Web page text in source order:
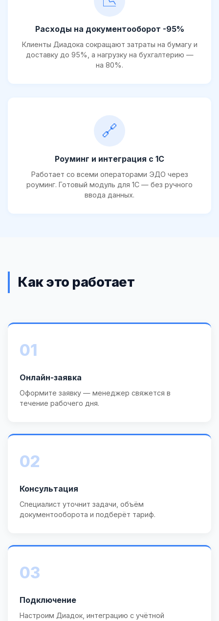
Расходы на документооборот -95%
Клиенты Диадока сокращают затраты на бумагу и
доставку до 95%, а нагрузку на бухгалтерию —
на 80%.
🔗
Роуминг и интеграция с 1С
Работает со всеми операторами ЭДО через
роуминг. Готовый модуль для 1С — без ручного
ввода данных.
Как это работает
01
Онлайн-заявка
Оформите заявку — менеджер свяжется в
течение рабочего дня.
02
Консультация
Специалист уточнит задачи, объём
документооборота и подберёт тариф.
03
Подключение
Настроим Диадок, интеграцию с учётной